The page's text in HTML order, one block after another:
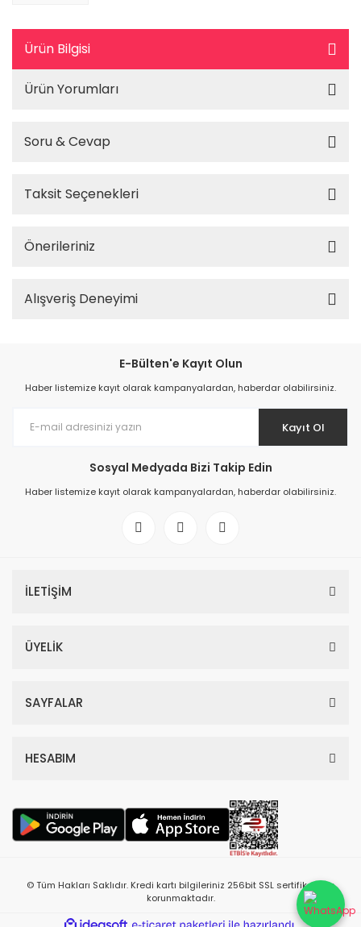
Ürün Bilgisi
Ürün Yorumları
Soru & Cevap
Taksit Seçenekleri
Önerileriniz
Alışveriş Deneyimi
E-Bülten'e Kayıt Olun
Haber listemize kayıt olarak kampanyalardan, haberdar olabilirsiniz.
Kayıt Ol
Sosyal Medyada Bizi Takip Edin
Haber listemize kayıt olarak kampanyalardan, haberdar olabilirsiniz.
İLETİŞİM
ÜYELİK
SAYFALAR
HESABIM
© Tüm Hakları Saklıdır. Kredi kartı bilgileriniz 256bit SSL sertifikası ile
korunmaktadır.
ideasoft ile